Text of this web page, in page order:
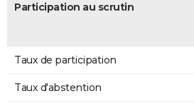
Participation au scrutin
Taux de participation
Taux d'abstention